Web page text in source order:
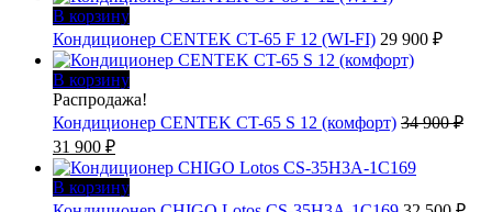
В корзину
Кондиционер CENTEK CT-65 F 12 (WI-FI) 29 900 ₽
В корзину
Распродажа!
Кондиционер CENTEK CT-65 S 12 (комфорт) 34 900₽
Первоначальная
цена
составляла
34
31 900 ₽Текущая
цена:
31
900 ₽.
В корзину